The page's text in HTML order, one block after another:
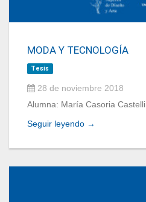
MODA Y TECNOLOGÍA
Tesis
28 de noviembre 2018
Alumna: María Casoria Castelli
Seguir leyendo →